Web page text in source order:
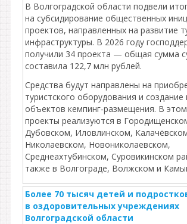
В Волгоградской области подвели
на субсидирование общественных
проектов, направленных на развитие
инфраструктуры. В 2026 году
получили 34 проекта — общая сумма
составила 122,7 млн рублей.
Средства будут направлены на
туристского оборудования и
объектов кемпинг‑размещения. В
проекты реализуются в
Дубовском, Иловлинском,
Николаевском, Новониколаевском,
Среднеахтубинском, Суровикинском
также в Волгограде, Волжском и
Более 70 тысяч детей и
в оздоровительных учреждениях
Волгоградской области